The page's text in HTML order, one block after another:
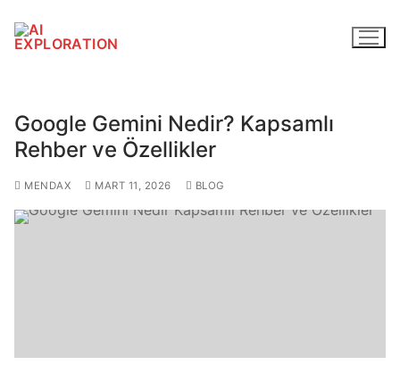
Google Gemini Nedir? Kapsamlı
Rehber ve Özellikler
MENDAX MART 11, 2026 BLOG